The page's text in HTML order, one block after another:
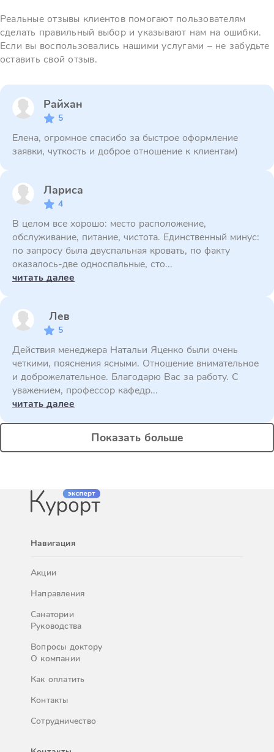
Реальные отзывы клиентов помогают пользователям
сделать правильный выбор и указывают нам на ошибки.
Если вы воспользовались нашими услугами – не забудьте
оставить свой отзыв.
Райхан
5
Елена, огромное спасибо за быстрое оформление
заявки, чуткость и доброе отношение к клиентам)
Лариса
4
В целом все хорошо: место расположение,
обслуживание, питание, чистота. Единственный минус:
по запросу была двуспальная кровать, по факту
оказалось-две односпальные, сто...
читать далее
Лев
5
Действия менеджера Натальи Яценко были очень
четкими, пояснения ясными. Отношение внимательное
и доброжелательное. Благодарю Вас за работу. С
уважением, профессор кафедр...
читать далее
Показать больше
Навигация
Акции
Направления
Санатории
Руководства
Вопросы доктору
О компании
Как оплатить
Контакты
Сотрудничество